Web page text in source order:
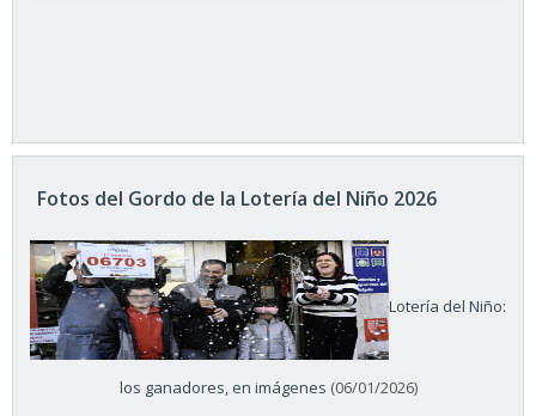
Fotos del Gordo de la Lotería del Niño 2026
Lotería del Niño:
los ganadores, en imágenes (06/01/2026)